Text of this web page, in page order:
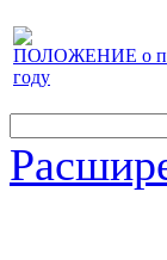
ПОЛОЖЕНИЕ о
году